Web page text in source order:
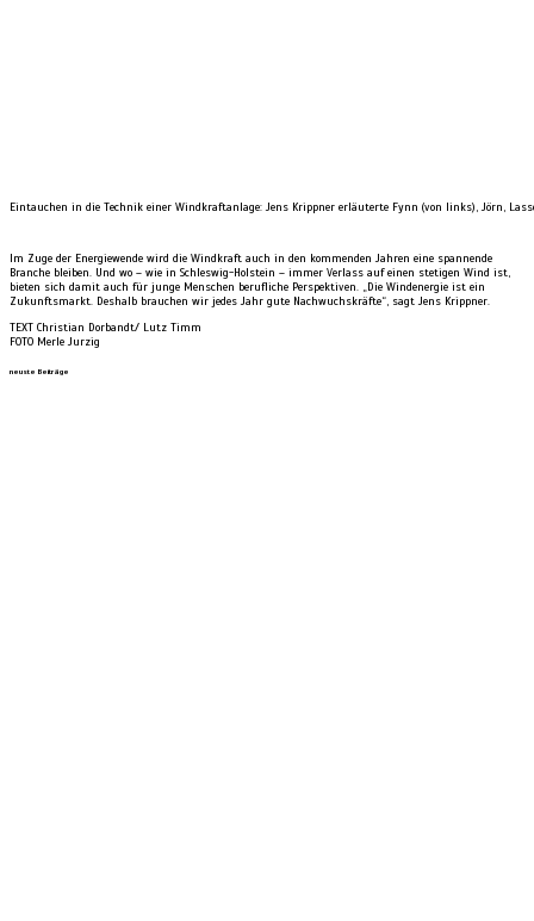
Eintauchen in die Technik einer Windkraftanlage: Jens Krippner erläuterte Fynn (von links), Jörn,
Im Zuge der Energiewende wird die Windkraft auch in den kommenden Jahren eine spannende
Branche bleiben. Und wo – wie in Schleswig-Holstein – immer Verlass auf einen stetigen Wind ist,
bieten sich damit auch für junge Menschen berufliche Perspektiven. „Die Windenergie ist ein
Zukunftsmarkt. Deshalb brauchen wir jedes Jahr gute Nachwuchskräfte“, sagt Jens Krippner.
TEXT Christian Dorbandt/ Lutz Timm
FOTO Merle Jurzig
neuste Beiträge